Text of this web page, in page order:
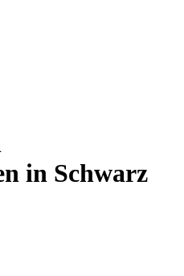
in Schwarz